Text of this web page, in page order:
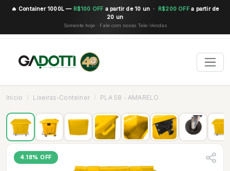
🔥 Container 1000L — R$100 OFF a partir de 10 un · R$200 OFFa partir de
20 un
Somente hoje · Fale com nosso Tele-Vendas
Início Lixeiras-Conteiner PLA 58 - AMARELO
4.18% OFF